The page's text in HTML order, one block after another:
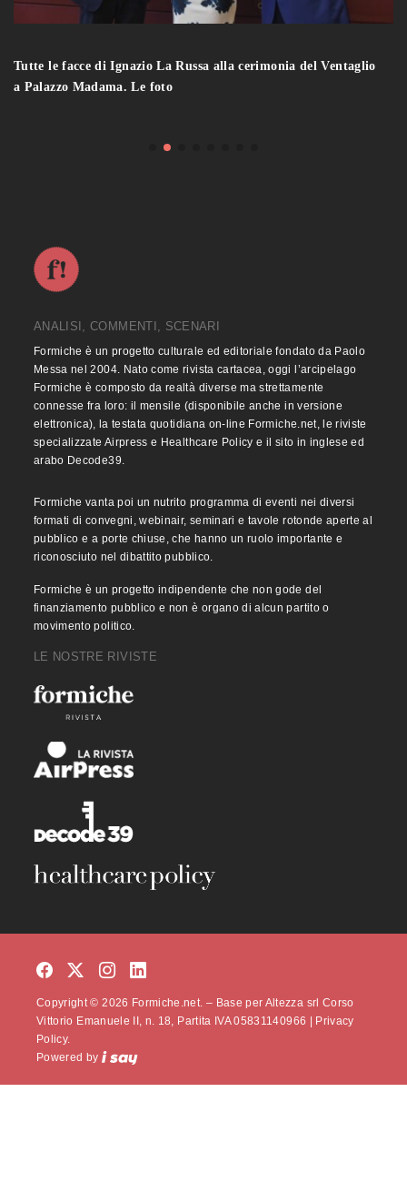
Tutte le facce di Ignazio La Russa alla cerimonia del Ventaglio
a Palazzo Madama. Le foto
ANALISI, COMMENTI, SCENARI
Formiche è un progetto culturale ed editoriale fondato da Paolo
Messa nel 2004. Nato come rivista cartacea, oggi l’arcipelago
Formiche è composto da realtà diverse ma strettamente
connesse fra loro: il mensile (disponibile anche in versione
elettronica), la testata quotidiana on-line Formiche.net, le riviste
specializzate Airpress e Healthcare Policy e il sito in inglese ed
arabo Decode39.
Formiche vanta poi un nutrito programma di eventi nei diversi
formati di convegni, webinair, seminari e tavole rotonde aperte al
pubblico e a porte chiuse, che hanno un ruolo importante e
riconosciuto nel dibattito pubblico.
Formiche è un progetto indipendente che non gode del
finanziamento pubblico e non è organo di alcun partito o
movimento politico.
LE NOSTRE RIVISTE
Copyright © 2026 Formiche.net. – Base per Altezza srl Corso
Vittorio Emanuele II, n. 18, Partita IVA 05831140966 |
Privacy
Policy.
Powered by